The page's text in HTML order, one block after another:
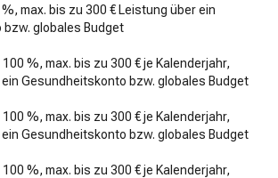
max. bis zu 300 € Leistung über ein
globales Budget
%, max. bis zu 300 € je Kalenderjahr,
Gesundheitskonto bzw. globales Budget
%, max. bis zu 300 € je Kalenderjahr,
Gesundheitskonto bzw. globales Budget
%, max. bis zu 300 € je Kalenderjahr,